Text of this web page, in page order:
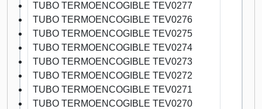
TUBO TERMOENCOGIBLE TEV0277
TUBO TERMOENCOGIBLE TEV0276
TUBO TERMOENCOGIBLE TEV0275
TUBO TERMOENCOGIBLE TEV0274
TUBO TERMOENCOGIBLE TEV0273
TUBO TERMOENCOGIBLE TEV0272
TUBO TERMOENCOGIBLE TEV0271
TUBO TERMOENCOGIBLE TEV0270